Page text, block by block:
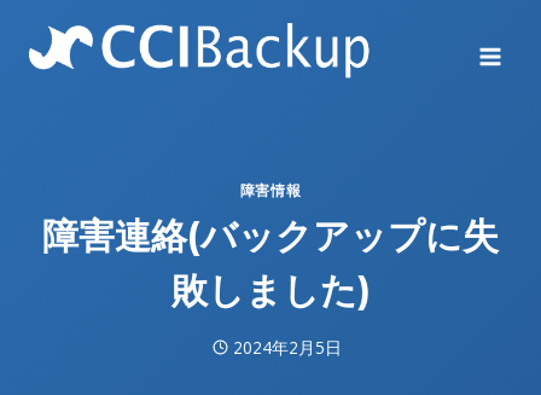
障害情報
障害連絡(バックアップに失
敗しました)
2024年2月5日